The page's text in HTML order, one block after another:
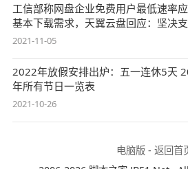
工信部称网盘企业免费用户最低速率
基本下载需求，天翼云盘回应：坚决
始终
2021-11-05
2022年放假安排出炉：五一连休5天
年所有节日一览表
2021-10-26
电脑版- 返回首